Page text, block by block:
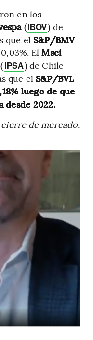
en los
(IBOV) de
que el S&P/BMV
ElMsci
IPSA) de Chile
que el S&P/BVL
luego de que
desde 2022.
de mercado.